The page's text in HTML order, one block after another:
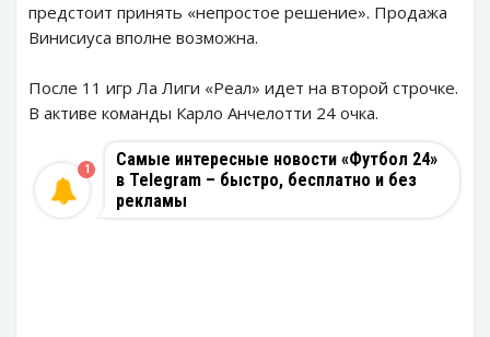
предстоит принять «непростое решение». Продажа
Винисиуса вполне возможна.
После 11 игр Ла Лиги «Реал» идет на второй строчке.
В активе команды Карло Анчелотти 24 очка.
Самые интересные новости «Футбол 24»
в Telegram – быстро, бесплатно и без
рекламы
1